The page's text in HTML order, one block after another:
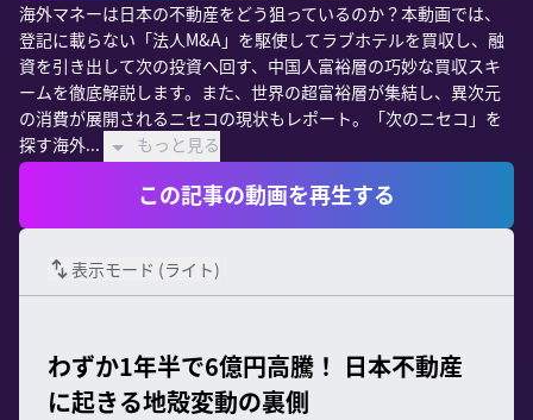
海外マネーは日本の不動産をどう狙っているのか？本動画では、
登記に載らない「法人M&A」を駆使してラブホテルを買収し、融
資を引き出して次の投資へ回す、中国人富裕層の巧妙な買収スキ
ームを徹底解説します。また、世界の超富裕層が集結し、異次元
の消費が展開されるニセコの現状もレポート。「次のニセコ」を
探す海外...
もっと見る
この記事の動画を再生する
表示モード (ライト)
わずか1年半で6億円高騰！ 日本不動産
に起きる地殻変動の裏側